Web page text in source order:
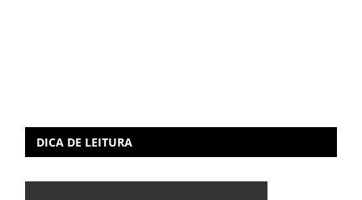
DICA DE LEITURA